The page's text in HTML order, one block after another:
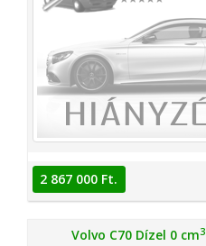
2 867 000 Ft.
Volvo C70 Dízel 0 cm3